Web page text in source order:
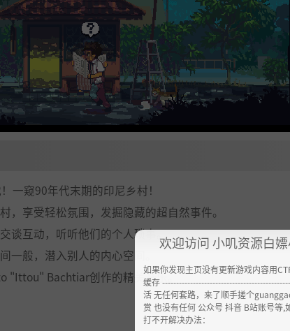
一窥90年代末期的印尼乡村！
，享受轻松氛围，发掘隐藏的超自然事件。
谈互动，听听他们的个人琐事。
一般，潜入别人的内心空间。
"Ittou" Bachtiar创作的精美音乐。
欢迎访问 小叽资源白
如果你发现主页没有更新游戏内容用
缓存
活 无任何套路，来了顺手搓个
赏 也没有任何 公众号 抖音 B站账号等
打不开解决办法：